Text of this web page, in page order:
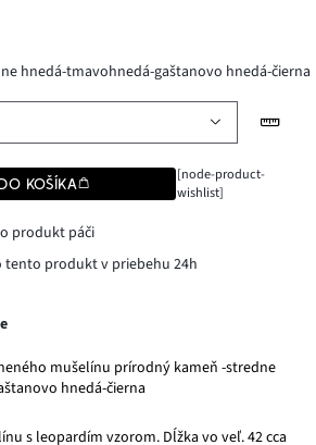
hnedá-tmavohnedá-gaštanovo hnedá-čierna
KOŠÍKA
[node-product-
wishlist]
produkt páči
tento produkt v priebehu 24h
mušelínu prírodný kameň -stredne
hnedá-čierna
s leopardím vzorom. Dĺžka vo veľ. 42 cca